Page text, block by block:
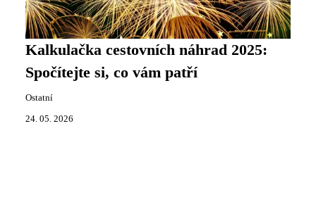
Kalkulačka cestovních náhrad 2025:
Spočítejte si, co vám patří
Ostatní
24. 05. 2026